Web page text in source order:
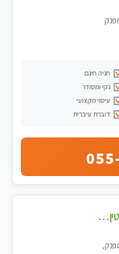
חניה חינם
נקי ומסודר
עיסוי מקצועי
דוברת עיברית
בכפר-סבא מומלץ לחלוטין!!!! מעסה מקצועית לעיסוי ברמה גבוהה VIP תתקשר .....